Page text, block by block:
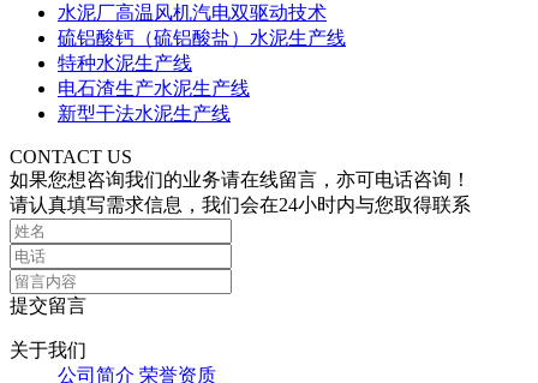
水泥厂高温风机汽电双驱动技术
硫铝酸钙（硫铝酸盐）水泥生产线
特种水泥生产线
电石渣生产水泥生产线
新型干法水泥生产线
CONTACT US
如果您想咨询我们的业务请在线留言，亦可电话咨询！
请认真填写需求信息，我们会在24小时内与您取得联系
提交留言
关于我们
公司简介 荣誉资质